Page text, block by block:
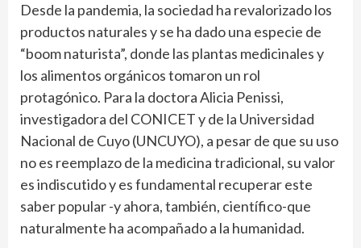
Desde la pandemia, la sociedad ha revalorizado los
productos naturales y se ha dado una especie de
“boom naturista”, donde las plantas medicinales y
los alimentos orgánicos tomaron un rol
protagónico. Para la doctora Alicia Penissi,
investigadora del CONICET y de la Universidad
Nacional de Cuyo (UNCUYO), a pesar de que su uso
no es reemplazo de la medicina tradicional, su valor
es indiscutido y es fundamental recuperar este
saber popular -y ahora, también, científico-que
naturalmente ha acompañado a la humanidad.